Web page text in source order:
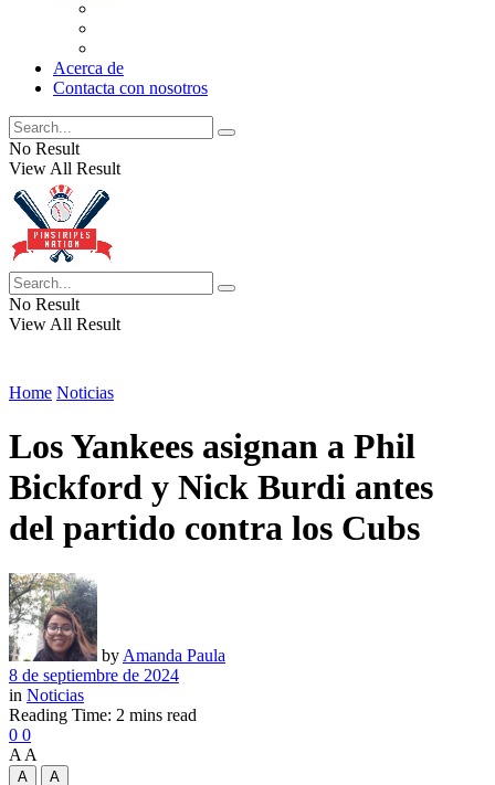
Acerca de
Contacta con nosotros
No Result
View All Result
No Result
View All Result
Home Noticias
Los Yankees asignan a Phil
Bickford y Nick Burdi antes
del partido contra los Cubs
by Amanda Paula
8 de septiembre de 2024
in Noticias
Reading Time: 2 mins read
0 0
A A
A
A